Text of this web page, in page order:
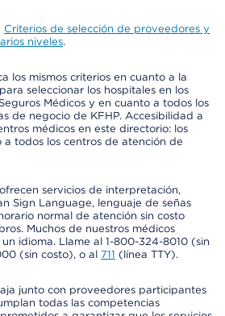
Criterios de selección de proveedores y
niveles.
los mismos criterios en cuanto a la
seleccionar los hospitales en los
Médicos y en cuanto a todos los
de negocio de KFHP. Accesibilidad a
médicos en este directorio: los
a todos los centros de atención de
servicios de interpretación,
Sign Language, lenguaje de señas
normal de atención sin costo
Muchos de nuestros médicos
idioma. Llame al 1-800-324-8010 (sin
(sin costo), o al 711 (línea TTY).
junto con proveedores participantes
todas las competencias